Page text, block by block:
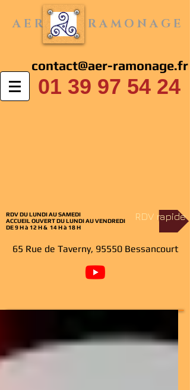
A E R R A M O N A G E
contact@aer-ramonage.fr
01 39 97 54 24
RDV DU LUNDI AU SAMEDI
ACCUEIL OUVERT DU LUNDI AU VENDREDI
DE 9 H à 12 H & 14 H à 18 H
RDV rapide
65 Rue de Taverny, 95550 Bessancourt